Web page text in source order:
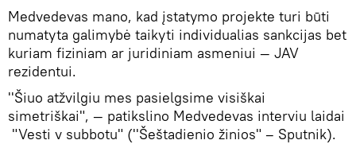
Medvedevas mano, kad įstatymo projekte turi būti
numatyta galimybė taikyti individualias sankcijas bet
kuriam fiziniam ar juridiniam asmeniui ― JAV
rezidentui.
''Šiuo atžvilgiu mes pasielgsime visiškai
simetriškai", ― patikslino Medvedevas interviu laidai
"Vesti v subbotu" (''Šeštadienio žinios" – Sputnik).